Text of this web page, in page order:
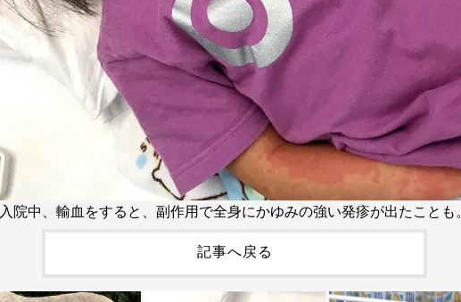
入院中、輸血をすると、副作用で全身にかゆみの強い発疹が出たことも。
記事へ戻る